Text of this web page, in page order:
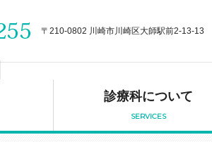
〒210-0802 川崎市川崎区大師駅前2-13-13
診療科について
SERVICES